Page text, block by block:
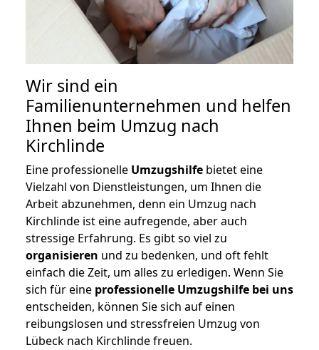
Wir sind ein
Familienunternehmen und helfen
Ihnen beim Umzug nach
Kirchlinde
Eine professionelle Umzugshilfe bietet eine
Vielzahl von Dienstleistungen, um Ihnen die
Arbeit abzunehmen, denn ein Umzug nach
Kirchlinde ist eine aufregende, aber auch
stressige Erfahrung. Es gibt so viel zu
organisieren und zu bedenken, und oft fehlt
einfach die Zeit, um alles zu erledigen. Wenn Sie
sich für eine professionelle Umzugshilfe bei uns
entscheiden, können Sie sich auf einen
reibungslosen und stressfreien Umzug von
Lübeck nach Kirchlinde freuen.